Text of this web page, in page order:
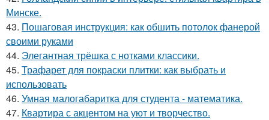
Минске.
43. Пошаговая инструкция: как обшить потолок фанерой
своими руками
44. Элегантная трёшка с нотками классики.
45. Трафарет для покраски плитки: как выбрать и
использовать
46. Умная малогабаритка для студента - математика.
47. Квартира с акцентом на уют и творчество.